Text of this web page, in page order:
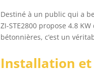
Destiné à un public qui a
ZI-STE2800 propose 4.8
bétonnières, c’est un
Installation